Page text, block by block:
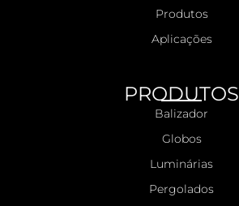
Produtos
Aplicações
PRODUTOS
Balizador
Globos
Luminárias
Pergolados